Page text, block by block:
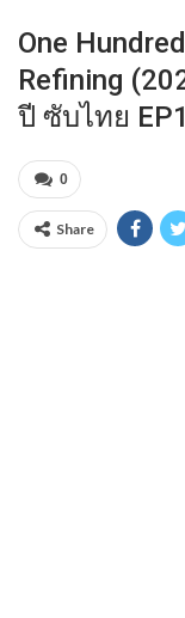
One
Refining
ปี ซับไทย
0
Share